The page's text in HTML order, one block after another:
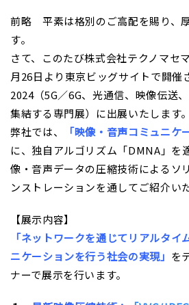
IRカレンダー
株価情報（外部サイト）
株式について
株主総会
電子公告
決算公告
IRお問合せ
よくあるご質問
ディスクロージャー・ポリシー
免責事項
前略 平素は格別のご高配を賜り、
す。
さて、このたび株式会社テクノマセ
月26日より東京ビッグサイトで開催
2024（5G／6G、光通信、映像伝送
集結する専門展）に出展いたします。
弊社では、
「映像・音声コミュニケ
に、独自アルゴリズム「DMNA」を
像・音声データの圧縮技術によるソ
ンストレーションを通してご紹介い
【展示内容】
「ネットワークを通じてリアルタイ
ニケーションを行う社会の実現」 を
ナーで展示を行います。